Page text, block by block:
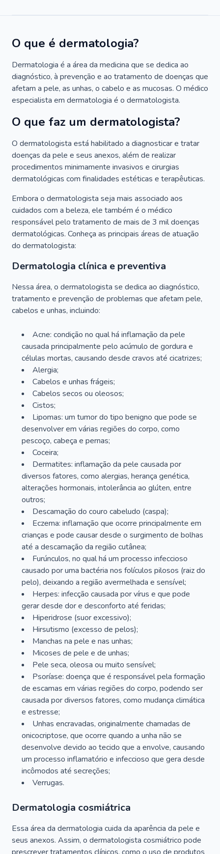
O que é dermatologia?
Dermatologia é a área da medicina que se dedica ao
diagnóstico, à prevenção e ao tratamento de doenças que
afetam a pele, as unhas, o cabelo e as mucosas. O médico
especialista em dermatologia é o dermatologista.
O que faz um dermatologista?
O dermatologista está habilitado a diagnosticar e tratar
doenças da pele e seus anexos, além de realizar
procedimentos minimamente invasivos e cirurgias
dermatológicas com finalidades estéticas e terapêuticas.
Embora o dermatologista seja mais associado aos
cuidados com a beleza, ele também é o médico
responsável pelo tratamento de mais de 3 mil doenças
dermatológicas. Conheça as principais áreas de atuação
do dermatologista:
Dermatologia clínica e preventiva
Nessa área, o dermatologista se dedica ao diagnóstico,
tratamento e prevenção de problemas que afetam pele,
cabelos e unhas, incluindo:
Acne: condição no qual há inflamação da pele
causada principalmente pelo acúmulo de gordura e
células mortas, causando desde cravos até cicatrizes;
Alergia;
Cabelos e unhas frágeis;
Cabelos secos ou oleosos;
Cistos;
Lipomas: um tumor do tipo benigno que pode se
desenvolver em várias regiões do corpo, como
pescoço, cabeça e pernas;
Coceira;
Dermatites: inflamação da pele causada por
diversos fatores, como alergias, herança genética,
alterações hormonais, intolerância ao glúten, entre
outros;
Descamação do couro cabeludo (caspa);
Eczema: inflamação que ocorre principalmente em
crianças e pode causar desde o surgimento de bolhas
até a descamação da região cutânea;
Furúnculos, no qual há um processo infeccioso
causado por uma bactéria nos folículos pilosos (raiz do
pelo), deixando a região avermelhada e sensível;
Herpes: infecção causada por vírus e que pode
gerar desde dor e desconforto até feridas;
Hiperidrose (suor excessivo);
Hirsutismo (excesso de pelos);
Manchas na pele e nas unhas;
Micoses de pele e de unhas;
Pele seca, oleosa ou muito sensível;
Psoríase: doença que é responsável pela formação
de escamas em várias regiões do corpo, podendo ser
causada por diversos fatores, como mudança climática
e estresse;
Unhas encravadas, originalmente chamadas de
onicocriptose, que ocorre quando a unha não se
desenvolve devido ao tecido que a envolve, causando
um processo inflamatório e infeccioso que gera desde
incômodos até secreções;
Verrugas.
Dermatologia cosmiátrica
Essa área da dermatologia cuida da aparência da pele e
seus anexos. Assim, o dermatologista cosmiátrico pode